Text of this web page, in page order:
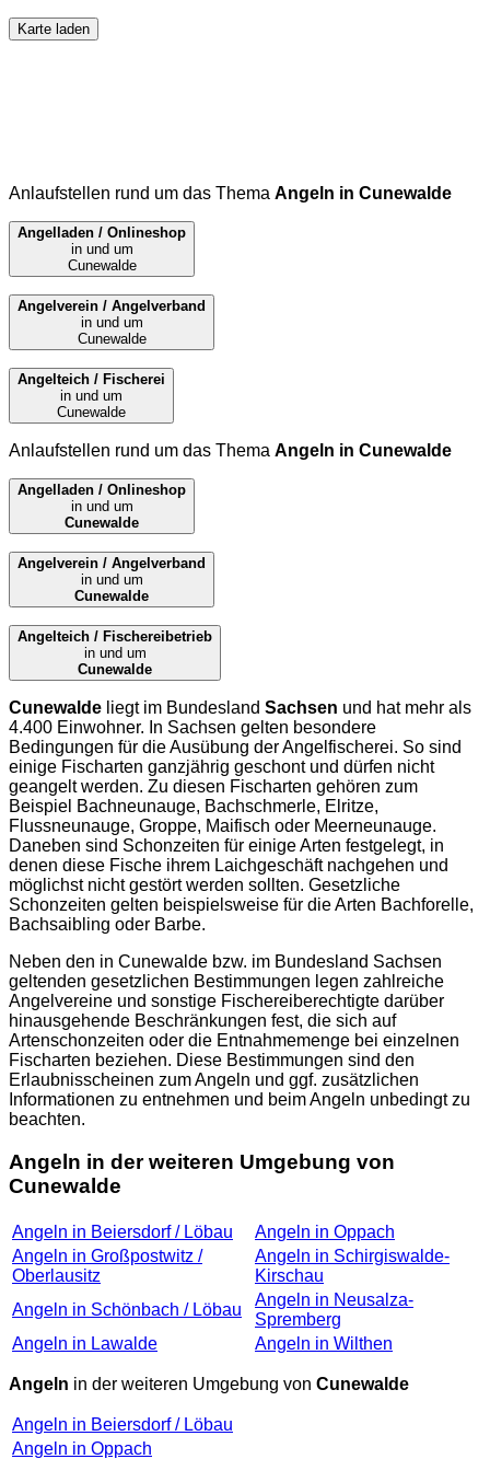
Karte laden
Anlaufstellen rund um das Thema Angeln in Cunewalde
Angelladen / Onlineshop
in und um
Cunewalde
Angelverein / Angelverband
in und um
Cunewalde
Angelteich / Fischerei
in und um
Cunewalde
Anlaufstellen rund um das Thema Angeln in Cunewalde
Angelladen / Onlineshop
in und um
Cunewalde
Angelverein / Angelverband
in und um
Cunewalde
Angelteich / Fischereibetrieb
in und um
Cunewalde
Cunewalde liegt im Bundesland Sachsen und hat mehr als
4.400 Einwohner. In Sachsen gelten besondere
Bedingungen für die Ausübung der Angelfischerei. So sind
einige Fischarten ganzjährig geschont und dürfen nicht
geangelt werden. Zu diesen Fischarten gehören zum
Beispiel Bachneunauge, Bachschmerle, Elritze,
Flussneunauge, Groppe, Maifisch oder Meerneunauge.
Daneben sind Schonzeiten für einige Arten festgelegt, in
denen diese Fische ihrem Laichgeschäft nachgehen und
möglichst nicht gestört werden sollten. Gesetzliche
Schonzeiten gelten beispielsweise für die Arten Bachforelle,
Bachsaibling oder Barbe.
Neben den in Cunewalde bzw. im Bundesland Sachsen
geltenden gesetzlichen Bestimmungen legen zahlreiche
Angelvereine und sonstige Fischereiberechtigte darüber
hinausgehende Beschränkungen fest, die sich auf
Artenschonzeiten oder die Entnahmemenge bei einzelnen
Fischarten beziehen. Diese Bestimmungen sind den
Erlaubnisscheinen zum Angeln und ggf. zusätzlichen
Informationen zu entnehmen und beim Angeln unbedingt zu
beachten.
Angeln in der weiteren Umgebung von
Cunewalde
Angeln in Beiersdorf / Löbau
Angeln in Oppach
Angeln in Großpostwitz /
Oberlausitz
Angeln in Schirgiswalde-
Kirschau
Angeln in Schönbach / Löbau
Angeln in Neusalza-
Spremberg
Angeln in Lawalde
Angeln in Wilthen
Angeln in der weiteren Umgebung von Cunewalde
Angeln in Beiersdorf / Löbau
Angeln in Oppach